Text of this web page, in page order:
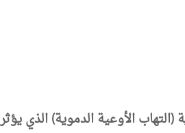
الأوعية الدموية) الذي